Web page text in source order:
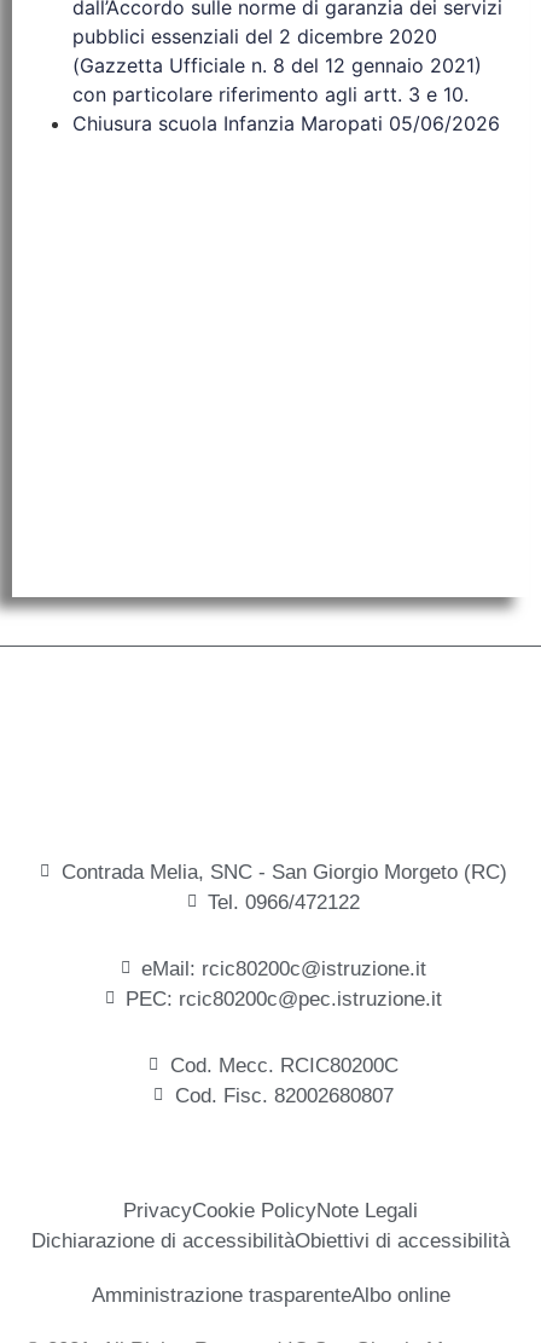
dall’Accordo sulle norme di garanzia dei servizi
pubblici essenziali del 2 dicembre 2020
(Gazzetta Ufficiale n. 8 del 12 gennaio 2021)
con particolare riferimento agli artt. 3 e 10.
Chiusura scuola Infanzia Maropati 05/06/2026
Contrada Melia, SNC - San Giorgio Morgeto (RC)
Tel. 0966/472122
eMail: rcic80200c@istruzione.it
PEC: rcic80200c@pec.istruzione.it
Cod. Mecc. RCIC80200C
Cod. Fisc. 82002680807
PrivacyCookie PolicyNote Legali
Dichiarazione di accessibilitàObiettivi di accessibilità
Amministrazione trasparenteAlbo online